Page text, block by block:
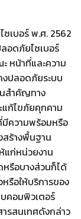
เบอร์ พ.ศ. 2562
อดภัยไซเบอร์
หน้าที่และความ
ปลอดภัยระบบ
สำคัญทาง
แก้ไขภัยคุกคาม
มีความพร้อมหรือ
ร้างพื้นฐาน
แก่หน่วยงาน
รือบางส่วนก็ได้
รือให้บริการของ
คอมพิวเตอร์
รสนเทศดังกล่าว